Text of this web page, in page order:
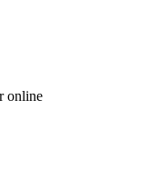
online